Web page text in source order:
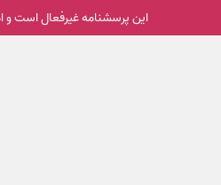
این پرسشنامه غیر‌فعال است و